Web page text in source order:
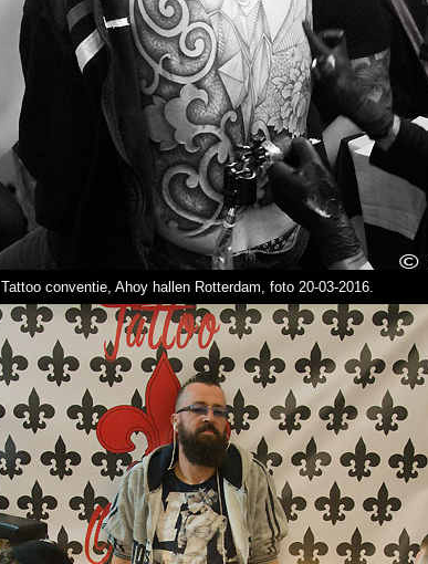
Tattoo conventie, Ahoy hallen Rotterdam, foto 20-03-2016.